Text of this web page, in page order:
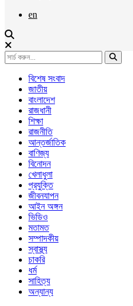
en
বিশেষ সংবাদ
জাতীয়
বাংলাদেশ
রাজধানী
শিক্ষা
রাজনীতি
আন্তর্জাতিক
বাণিজ্য
বিনোদন
খেলাধুলা
প্রযুক্তি
জীবনযাপন
আইন অঙ্গন
ভিডিও
মতামত
সম্পাদকীয়
স্বাস্থ্য
চাকরি
ধর্ম
সাহিত্য
অন্যান্য